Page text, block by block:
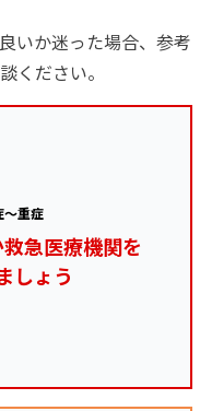
いか迷った場合、参考
ください。
～重症
急医療機関を
しょう